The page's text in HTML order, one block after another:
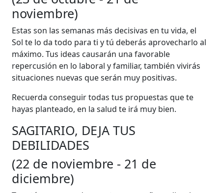
noviembre)
Estas son las semanas más decisivas en tu vida, el
Sol te lo da todo para ti y tú deberás aprovecharlo al
máximo. Tus ideas causarán una favorable
repercusión en lo laboral y familiar, también vivirás
situaciones nuevas que serán muy positivas.
Recuerda conseguir todas tus propuestas que te
hayas planteado, en la salud te irá muy bien.
SAGITARIO, DEJA TUS
DEBILIDADES
(22 de noviembre - 21 de
diciembre)